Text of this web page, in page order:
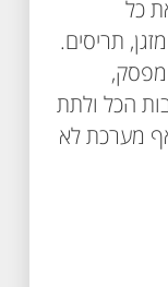
כל
תריסים.
מפסק,
הכל ולתת
מערכת לא